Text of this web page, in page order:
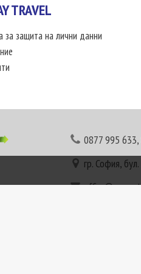
TRAVEL
за защита на лични данни
0877 995 633,
гр. София,